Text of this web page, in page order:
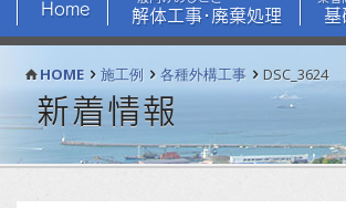
Home 解体工事･廃棄処理 基
HOME 施工例 各種外構工事 DSC_3624
新着情報